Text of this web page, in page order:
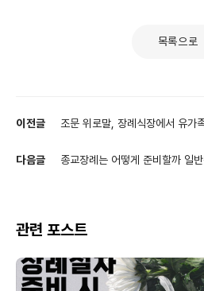
목록으로
이전글
조문 위로말, 장례식장에서 유가
다음글
종교장례는 어떻게 준비할까 일
관련 포스트